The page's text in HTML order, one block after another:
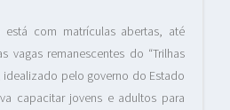
está com matrículas abertas, até
vagas remanescentes do “Trilhas
idealizado pelo governo do Estado
capacitar jovens e adultos para